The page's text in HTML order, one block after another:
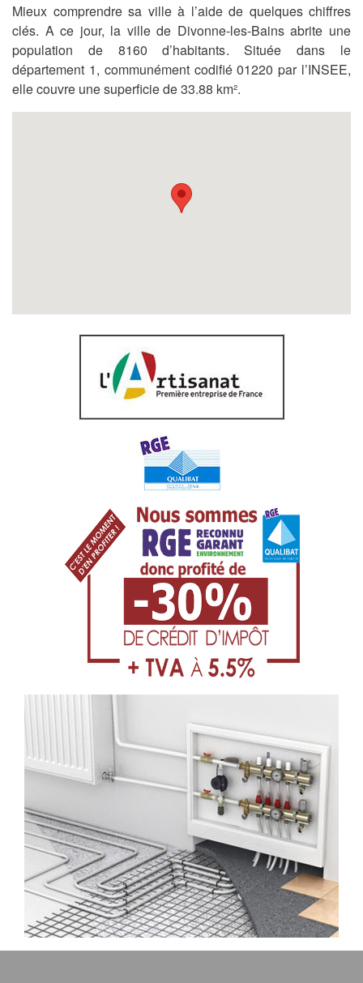
Mieux comprendre sa ville à l’aide de quelques chiffres
clés. A ce jour, la ville de Divonne-les-Bains abrite une
population de 8160 d’habitants. Située dans le
département 1, communément codifié 01220 par l’INSEE,
elle couvre une superficie de 33.88 km².